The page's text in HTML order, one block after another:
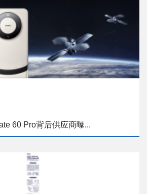
60 Pro背后供应商曝...